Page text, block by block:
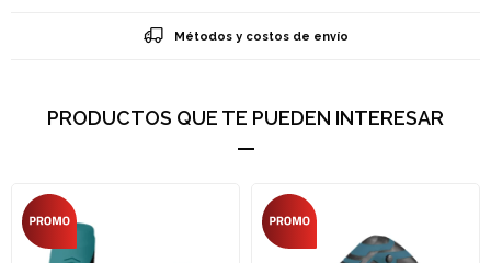
Métodos y costos de envío
PRODUCTOS QUE TE PUEDEN INTERESAR